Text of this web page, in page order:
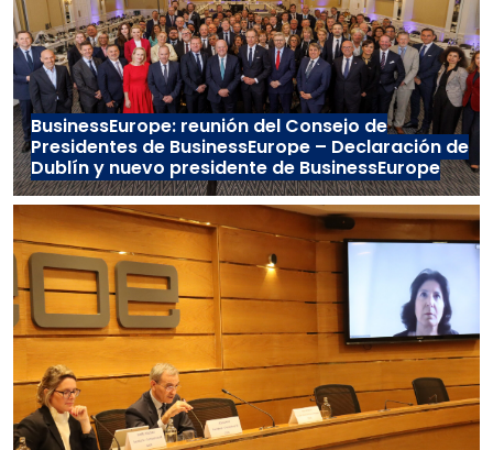
BusinessEurope: reunión del Consejo de
Presidentes de BusinessEurope – Declaración de
Dublín y nuevo presidente de BusinessEurope